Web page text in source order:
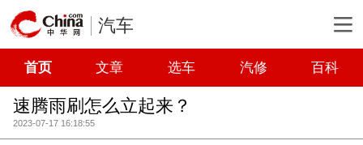
汽车
首页 文章 选车 汽修 百科
速腾雨刷怎么立起来？
2023-07-17 16:18:55